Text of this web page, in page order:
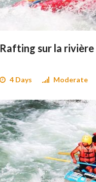
Rafting sur la
4 Days Moderate